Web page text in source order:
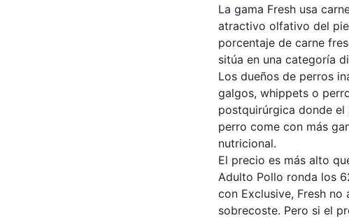
La gama Fresh usa
atractivo olfativo del
porcentaje de carne
sitúa en una categoría
Los dueños de perros
galgos, whippets o
postquirúrgica donde el
perro come con más
nutricional.
El precio es más alto
Adulto Pollo ronda los
con Exclusive, Fresh
sobrecoste. Pero si el